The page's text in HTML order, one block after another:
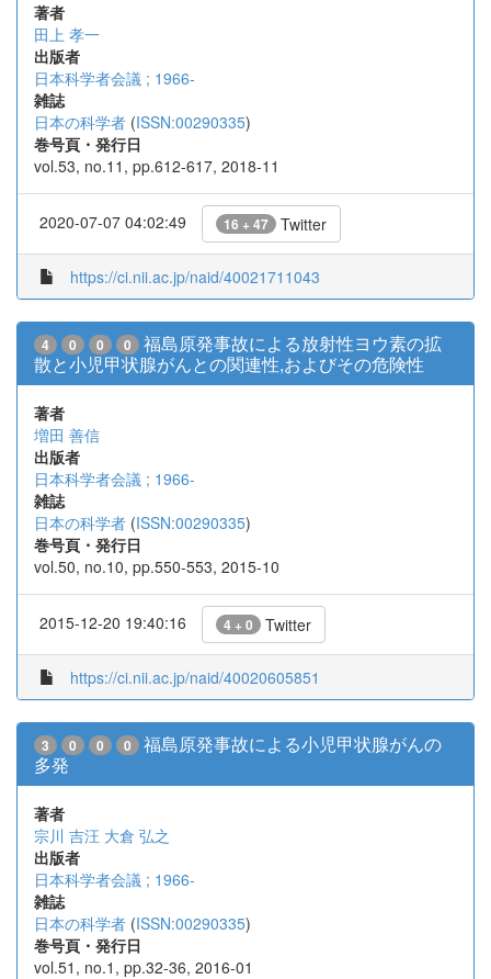
著者
田上 孝一
出版者
日本科学者会議 ; 1966-
雑誌
日本の科学者 (ISSN:00290335)
巻号頁・発行日
vol.53, no.11, pp.612-617, 2018-11
2020-07-07 04:02:49 16 + 47 Twitter
https://ci.nii.ac.jp/naid/40021711043
4 0 0 0
福島原発事故による放射性ヨウ素の拡
散と小児甲状腺がんとの関連性,およびその危険性
著者
増田 善信
出版者
日本科学者会議 ; 1966-
雑誌
日本の科学者 (ISSN:00290335)
巻号頁・発行日
vol.50, no.10, pp.550-553, 2015-10
2015-12-20 19:40:16 4 + 0 Twitter
https://ci.nii.ac.jp/naid/40020605851
3 0 0 0
福島原発事故による小児甲状腺がんの
多発
著者
宗川 吉汪 大倉 弘之
出版者
日本科学者会議 ; 1966-
雑誌
日本の科学者 (ISSN:00290335)
巻号頁・発行日
vol.51, no.1, pp.32-36, 2016-01